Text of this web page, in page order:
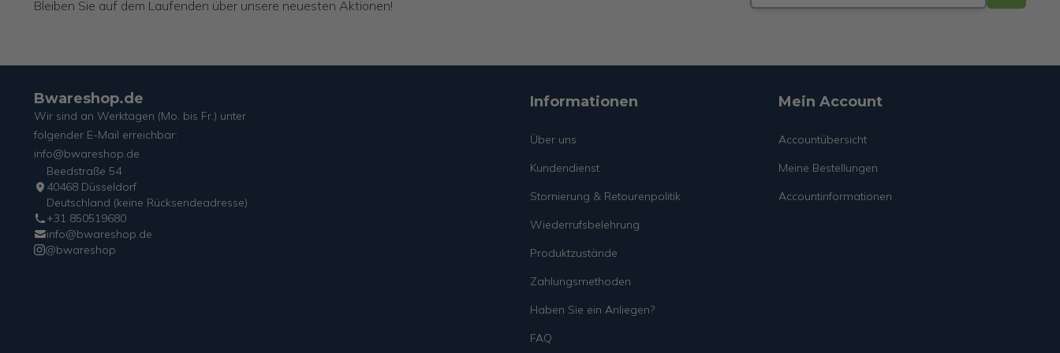
Bleiben Sie auf dem Laufenden über unsere neuesten Aktionen!
Bwareshop.de
Wir sind an Werktagen (Mo. bis Fr.) unter
folgender E-Mail erreichbar:
info@bwareshop.de
Beedstraße 54
40468 Düsseldorf
Deutschland (keine Rücksendeadresse)
+31 850519680
info@bwareshop.de
@bwareshop
Informationen
Über uns
Kundendienst
Stornierung & Retourenpolitik
Wiederrufsbelehrung
Produktzustände
Zahlungsmethoden
Haben Sie ein Anliegen?
FAQ
Mein Account
Accountübersicht
Meine Bestellungen
Accountinformationen